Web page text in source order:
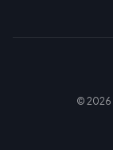
© 2026